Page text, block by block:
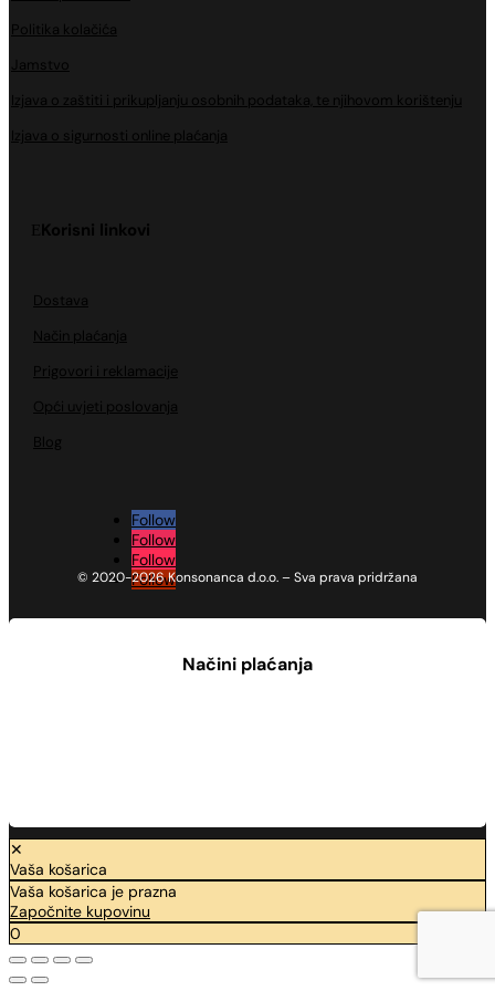
Politika kolačića
Jamstvo
Izjava o zaštiti i prikupljanju osobnih podataka, te njihovom korištenju
Izjava o sigurnosti online plaćanja
Korisni linkovi
Dostava
Način plaćanja
Prigovori i reklamacije
Opći uvjeti poslovanja
Blog
Follow
Follow
Follow
Follow
© 2020-2026 Konsonanca d.o.o. – Sva prava pridržana
Načini plaćanja
✕
Vaša košarica
Vaša košarica je prazna
Započnite kupovinu
0